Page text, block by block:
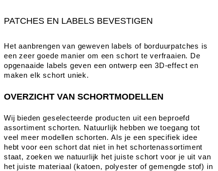
PATCHES EN LABELS BEVESTIGEN
Het aanbrengen van geweven labels of borduurpatches is
een zeer goede manier om een schort te verfraaien. De
opgenaaide labels geven een ontwerp een 3D-effect en
maken elk schort uniek.
OVERZICHT VAN SCHORTMODELLEN
Wij bieden geselecteerde producten uit een beproefd
assortiment schorten. Natuurlijk hebben we toegang tot
veel meer modellen schorten. Als je een specifiek idee
hebt voor een schort dat niet in het schortenassortiment
staat, zoeken we natuurlijk het juiste schort voor je uit van
het juiste materiaal (katoen, polyester of gemengde stof) in